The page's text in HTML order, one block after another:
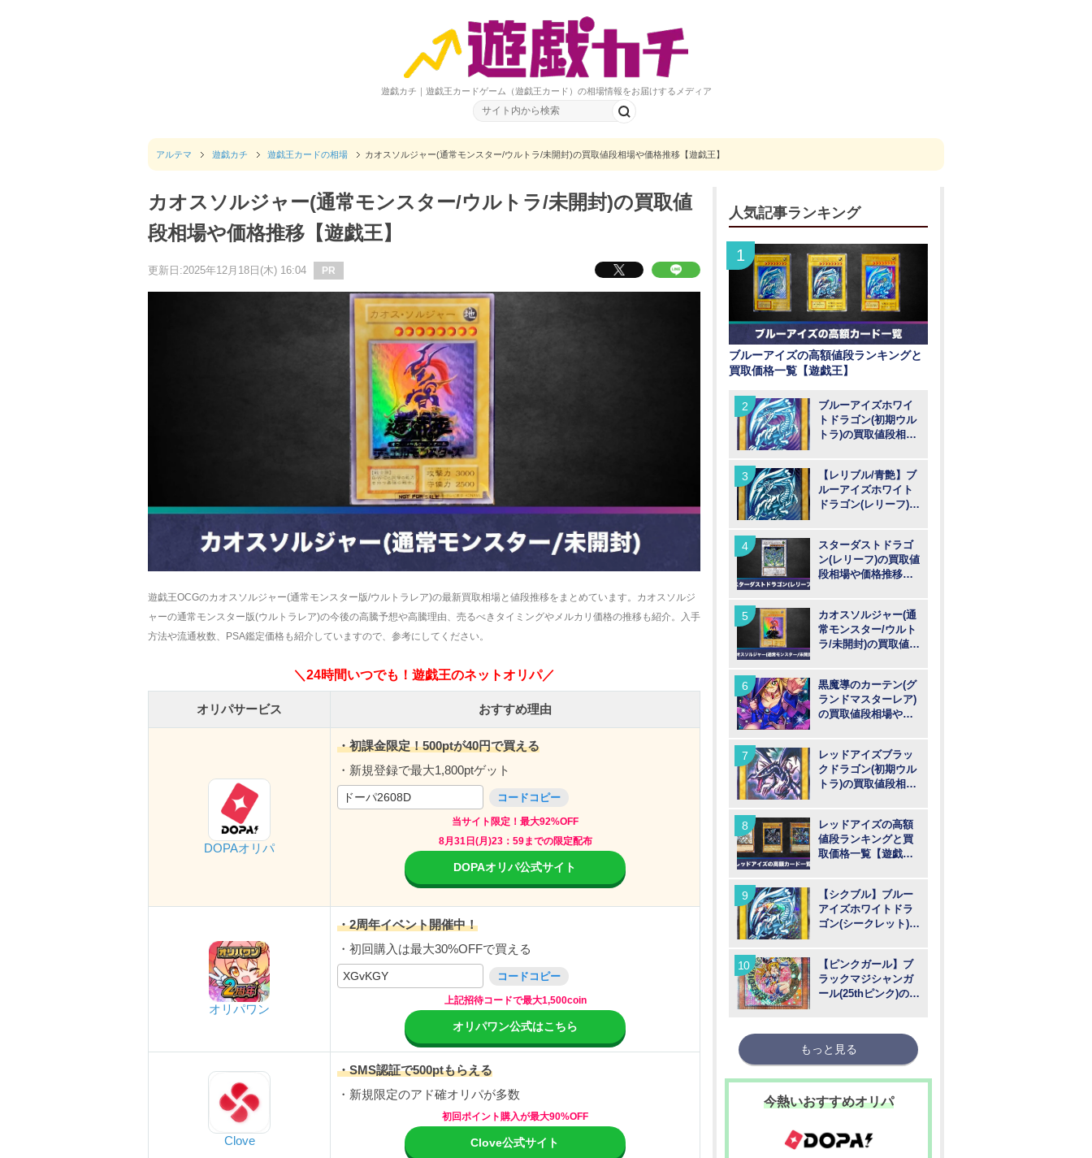
遊戯カチ｜遊戯王カードゲーム（遊戯王カード）の相場情報をお届けするメディア
アルテマ 遊戯カチ 遊戯王カードの相場 カオスソルジャー(通常モンスター/ウルトラ/未開封)の買取値段相場や価格推移【遊戯王】
カオスソルジャー(通常モンスター/ウルトラ/未開封)の買取値
段相場や価格推移【遊戯王】
更新日:2025年12月18日(木) 16:04 PR
遊戯王OCGのカオスソルジャー(通常モンスター版/ウルトラレア)の最新買取相場と値段推移をまとめています。カオスソルジ
ャーの通常モンスター版(ウルトラレア)の今後の高騰予想や高騰理由、売るべきタイミングやメルカリ価格の推移も紹介。入手
方法や流通枚数、PSA鑑定価格も紹介していますので、参考にしてください。
＼24時間いつでも！遊戯王のネットオリパ／
オリパサービス おすすめ理由
DOPAオリパ
・初課金限定！500ptが40円で買える
・新規登録で最大1,800ptゲット
ドーパ2608D コードコピー
当サイト限定！最大92%OFF
8月31日(月)23：59までの限定配布
DOPAオリパ公式サイト
オリパワン
・2周年イベント開催中！
・初回購入は最大30%OFFで買える
XGvKGY コードコピー
上記招待コードで最大1,500coin
オリパワン公式はこちら
Clove
・SMS認証で500ptもらえる
・新規限定のアド確オリパが多数
初回ポイント購入が最大90%OFF
Clove公式サイト
人気記事ランキング
ブルーアイズの高額値段ランキングと
買取価格一覧【遊戯王】
ブルーアイズホワイ
トドラゴン(初期ウル
トラ)の買取値段相場
【レリブル/青艶】ブ
ルーアイズホワイト
ドラゴン(レリーフ)の
スターダストドラゴ
ン(レリーフ)の買取値
段相場や価格推移
カオスソルジャー(通
常モンスター/ウルト
ラ/未開封)の買取値段
黒魔導のカーテン(グ
ランドマスターレア)
の買取値段相場や価
レッドアイズブラッ
クドラゴン(初期ウル
トラ)の買取値段相場
レッドアイズの高額
値段ランキングと買
取価格一覧【遊戯
【シクブル】ブルー
アイズホワイトドラ
ゴン(シークレット)の
【ピンクガール】ブ
ラックマジシャンガ
ール(25thピンク)の買
もっと見る
今熱いおすすめオリパ